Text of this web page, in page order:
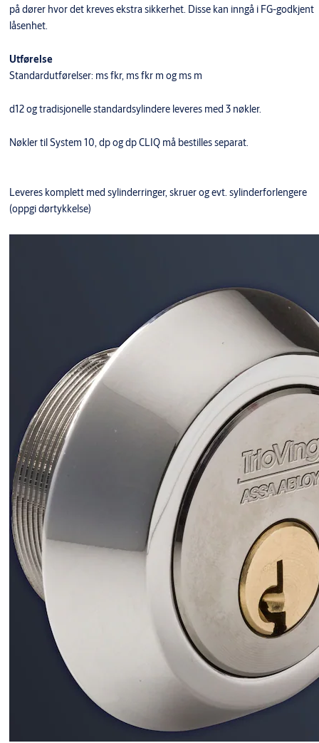
på dører hvor det kreves ekstra sikkerhet. Disse kan inngå i FG-godkjent
låsenhet.
Utførelse
Standardutførelser: ms fkr, ms fkr m og ms m
d12 og tradisjonelle standardsylindere leveres med 3 nøkler.
Nøkler til System 10, dp og dp CLIQ må bestilles separat.
Leveres komplett med sylinderringer, skruer og evt. sylinderforlengere
(oppgi dørtykkelse)